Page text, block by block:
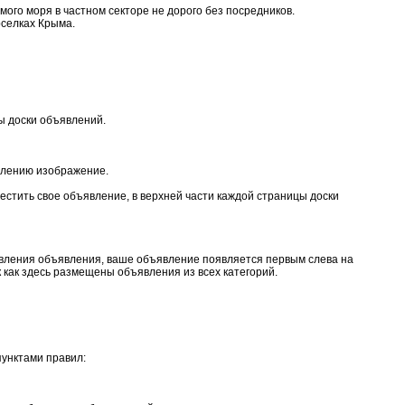
моря в частном секторе не дорого без посредников.
Крыма.
доски объявлений.
изображение.
свое объявление, в верхней части каждой страницы доски
объявления, ваше объявление появляется первым слева на
здесь размещены объявления из всех категорий.
правил: